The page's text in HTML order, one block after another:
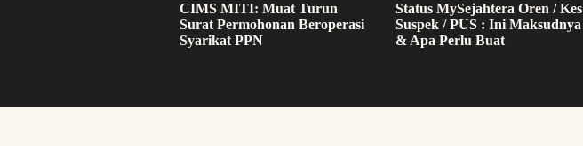
CIMS MITI: Muat Turun
Surat Permohonan Beroperasi
Syarikat PPN
Status MySejahtera Oren / Kes
Suspek / PUS : Ini Maksudnya
& Apa Perlu Buat